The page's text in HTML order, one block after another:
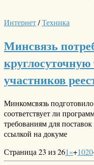
Интернет/Техника
Минсвязь
участников
Минкомсвязь
соответствует ли
требованиям для
ссылкой на докуме
Страница 23 из 261«+1020